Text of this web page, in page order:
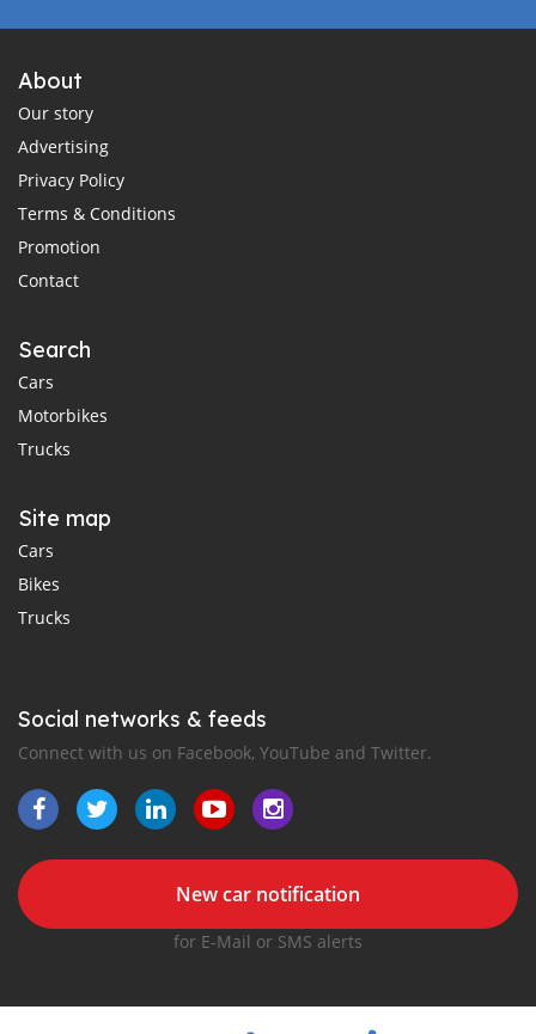
About
Our story
Advertising
Privacy Policy
Terms & Conditions
Promotion
Contact
Search
Cars
Motorbikes
Trucks
Site map
Cars
Bikes
Trucks
Social networks & feeds
Connect with us on Facebook, YouTube and Twitter.
New car notification
for E-Mail or SMS alerts